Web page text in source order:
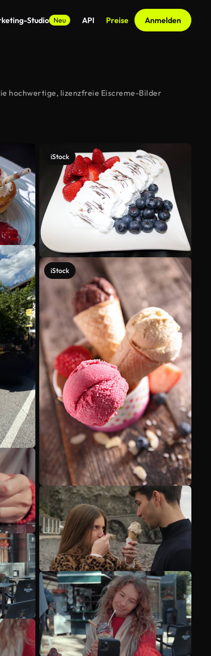
Studio Neu API Preise Anmelden
hochwertige, lizenzfreie Eiscreme-Bilder
iStock
iStock
Mehr anzeigen